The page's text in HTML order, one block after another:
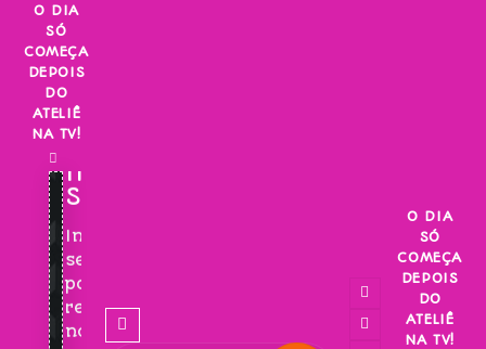
Skip
content
O DIA
SÓ
COMEÇA
DEPOIS
DO
ATELIÊ
NA TV!
INSCREVA-
SE!
Inscreva-
se
para
receber
novidades!
O DIA
SÓ
COMEÇA
DEPOIS
DO
ATELIÊ
NA TV!